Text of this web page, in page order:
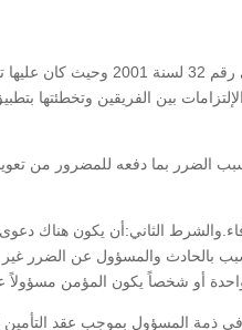
وحيث أن محكمة الإستئناف أخطأت بتطبيق أحكام المادة 18\أ من نظام
سبب الضرر بما دفعه للمضرور من
الثاني:أن يكون هناك
بالحادث والمسؤول عن الضرر
أو شخصاً يكون المؤمن مسؤولاً
في ذمة المسؤول بموجب عقد